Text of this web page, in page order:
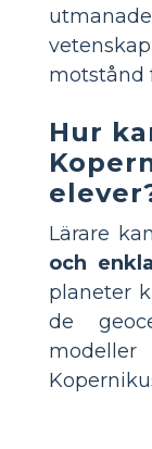
motstånd
Hur
Lärare
och
planeter
de
modeller